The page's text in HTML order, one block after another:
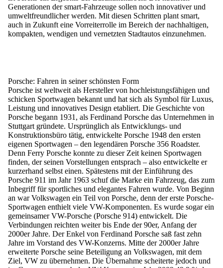
Generationen der smart-Fahrzeuge sollen noch innovativer und
umweltfreundlicher werden. Mit diesen Schritten plant smart,
auch in Zukunft eine Vorreiterrolle im Bereich der nachhaltigen,
kompakten, wendigen und vernetzten Stadtautos einzunehmen.
Porsche: Fahren in seiner schönsten Form
Porsche ist weltweit als Hersteller von hochleistungsfähigen und
schicken Sportwagen bekannt und hat sich als Symbol für Luxus,
Leistung und innovatives Design etabliert. Die Geschichte von
Porsche begann 1931, als Ferdinand Porsche das Unternehmen in
Stuttgart gründete. Ursprünglich als Entwicklungs- und
Konstruktionsbüro tätig, entwickelte Porsche 1948 den ersten
eigenen Sportwagen – den legendären Porsche 356 Roadster.
Denn Ferry Porsche konnte zu dieser Zeit keinen Sportwagen
finden, der seinen Vorstellungen entsprach – also entwickelte er
kurzerhand selbst einen. Spätestens mit der Einführung des
Porsche 911 im Jahr 1963 schuf die Marke ein Fahrzeug, das zum
Inbegriff für sportliches und elegantes Fahren wurde. Von Beginn
an war Volkswagen ein Teil von Porsche, denn der erste Porsche-
Sportwagen enthielt viele VW-Komponenten. Es wurde sogar ein
gemeinsamer VW-Porsche (Porsche 914) entwickelt. Die
Verbindungen reichten weiter bis Ende der 90er, Anfang der
2000er Jahre. Der Enkel von Ferdinand Porsche saß fast zehn
Jahre im Vorstand des VW-Konzerns. Mitte der 2000er Jahre
erweiterte Porsche seine Beteiligung an Volkswagen, mit dem
Ziel, VW zu übernehmen. Die Übernahme scheiterte jedoch und